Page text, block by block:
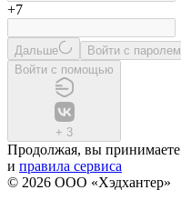
+7
Дальше
Войти с паролем
Войти с помощью
+ 3
Продолжая, вы принимаете
и правила сервиса
© 2026 ООО «Хэдхантер»